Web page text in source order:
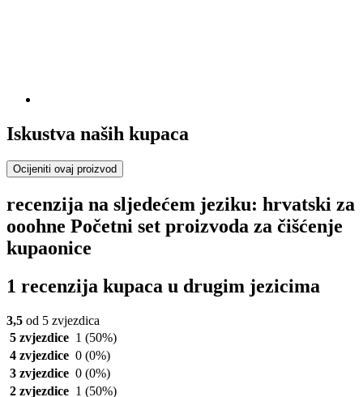
Iskustva naših kupaca
Ocijeniti ovaj proizvod
recenzija na sljedećem jeziku: hrvatski za
ooohne Početni set proizvoda za čišćenje
kupaonice
1 recenzija kupaca u drugim jezicima
3,5 od 5 zvjezdica
5 zvjezdice 1 (50%)
4 zvjezdice 0 (0%)
3 zvjezdice 0 (0%)
2 zvjezdice 1 (50%)